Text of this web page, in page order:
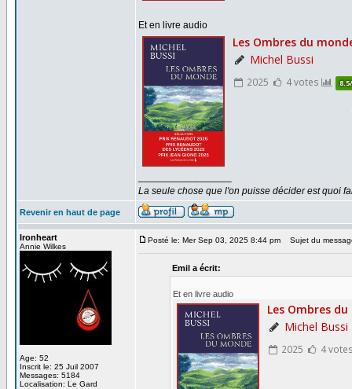
Et en livre audio
La seule chose que l'on puisse décider est quoi
Revenir en haut de page
Ironheart
Annie Wilkes
Age: 52
Inscrit le: 25 Juil 2007
Messages: 5184
Localisation: Le Gard
Posté le: Mer Sep 03, 2025 8:44 pm Sujet du
Emil a écrit:
Et en livre audio